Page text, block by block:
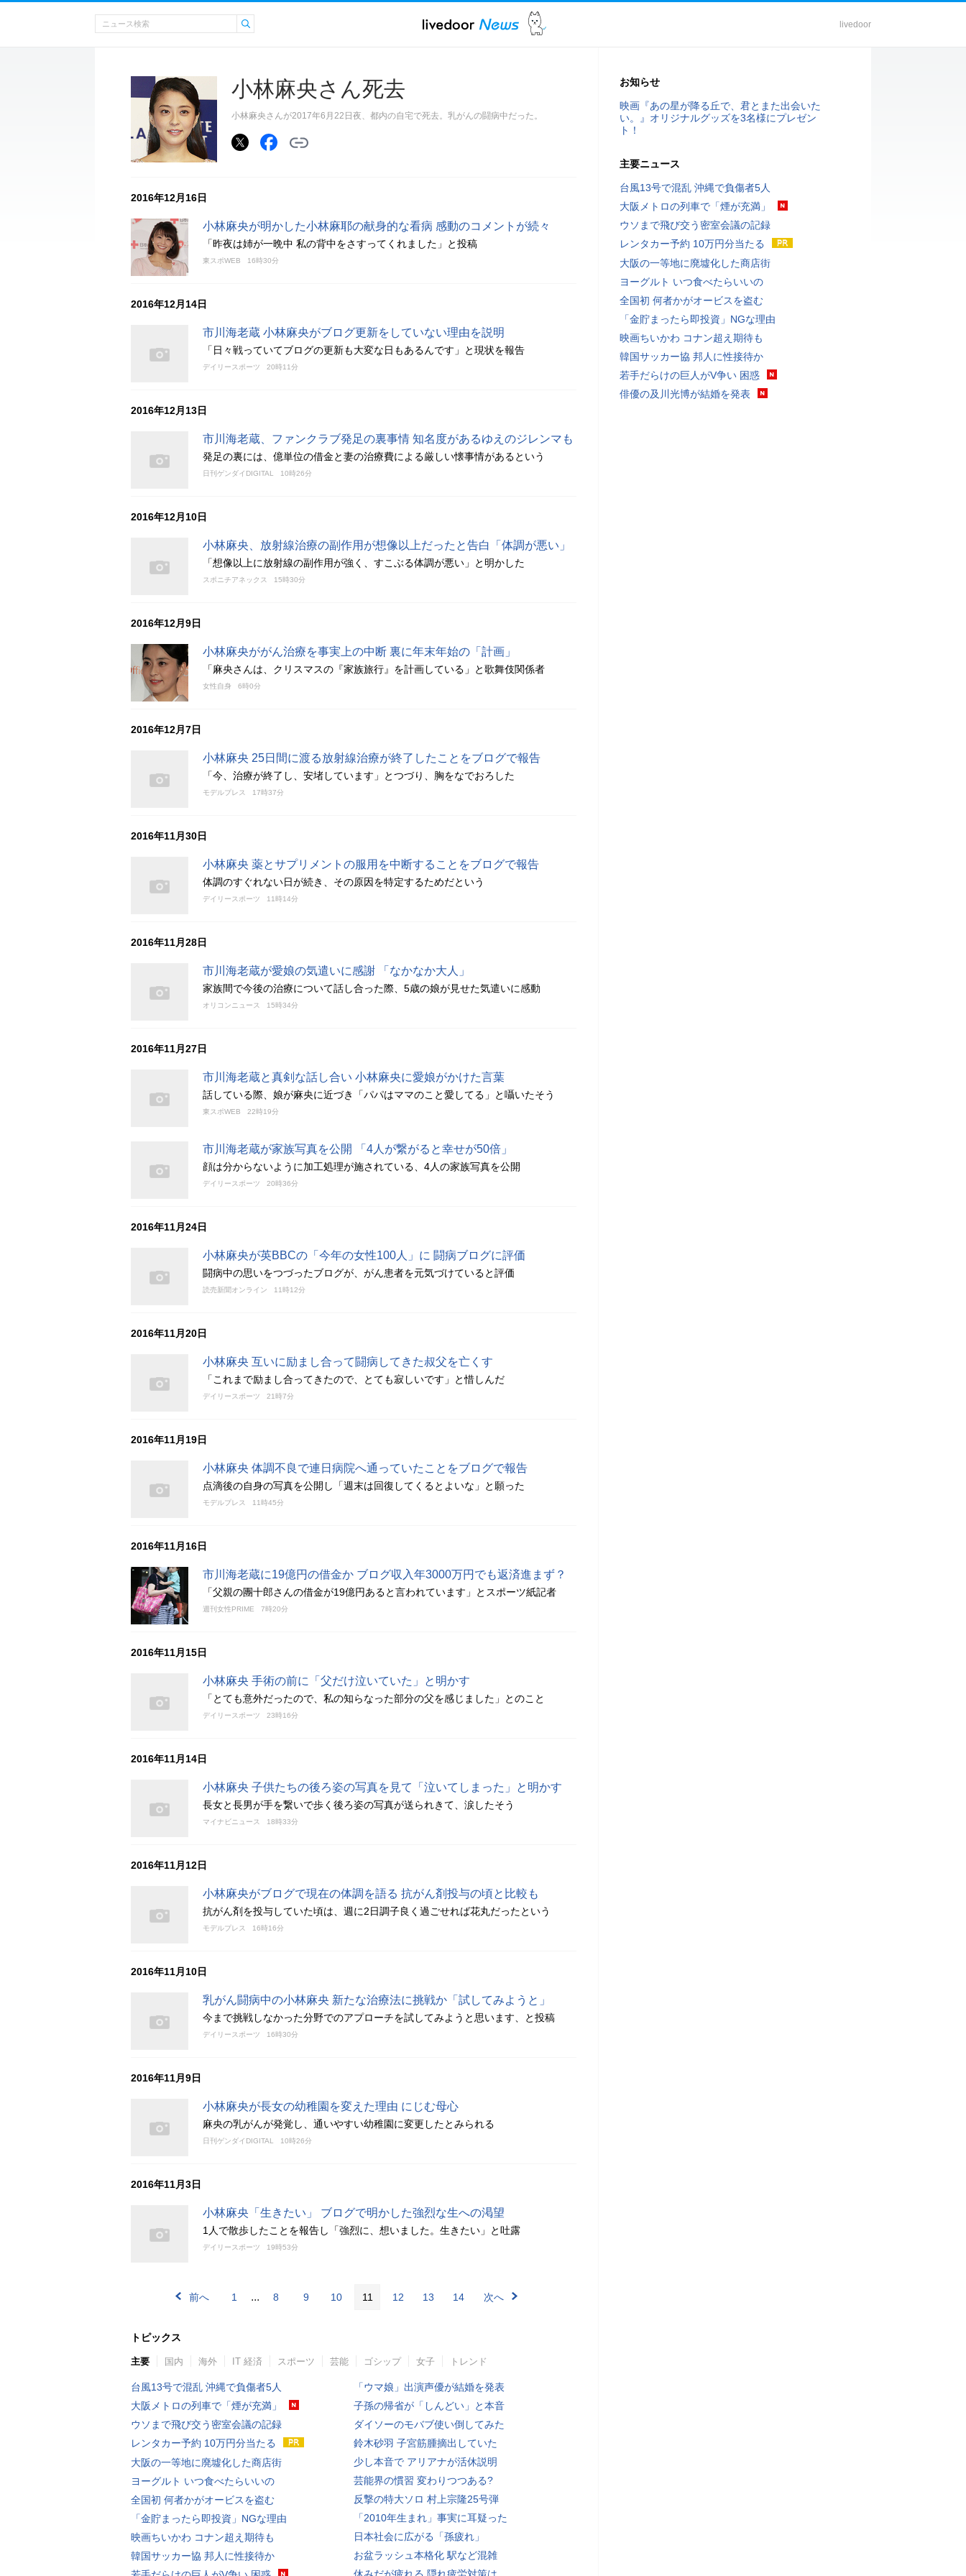
livedoor
小林麻央さん死去
小林麻央さんが2017年6月22日夜、都内の自宅で死去。乳がんの闘病中だった。
2016年12月16日
小林麻央が明かした小林麻耶の献身的な看病 感動のコメントが続々
「昨夜は姉が一晩中 私の背中をさすってくれました」と投稿
東スポWEB 16時30分
2016年12月14日
市川海老蔵 小林麻央がブログ更新をしていない理由を説明
「日々戦っていてブログの更新も大変な日もあるんです」と現状を報告
デイリースポーツ 20時11分
2016年12月13日
市川海老蔵、ファンクラブ発足の裏事情 知名度があるゆえのジレンマも
発足の裏には、億単位の借金と妻の治療費による厳しい懐事情があるという
日刊ゲンダイDIGITAL 10時26分
2016年12月10日
小林麻央、放射線治療の副作用が想像以上だったと告白「体調が悪い」
「想像以上に放射線の副作用が強く、すこぶる体調が悪い」と明かした
スポニチアネックス 15時30分
2016年12月9日
小林麻央ががん治療を事実上の中断 裏に年末年始の「計画」
「麻央さんは、クリスマスの『家族旅行』を計画している」と歌舞伎関係者
女性自身 6時0分
2016年12月7日
小林麻央 25日間に渡る放射線治療が終了したことをブログで報告
「今、治療が終了し、安堵しています」とつづり、胸をなでおろした
モデルプレス 17時37分
2016年11月30日
小林麻央 薬とサプリメントの服用を中断することをブログで報告
体調のすぐれない日が続き、その原因を特定するためだという
デイリースポーツ 11時14分
2016年11月28日
市川海老蔵が愛娘の気遣いに感謝 「なかなか大人」
家族間で今後の治療について話し合った際、5歳の娘が見せた気遣いに感動
オリコンニュース 15時34分
2016年11月27日
市川海老蔵と真剣な話し合い 小林麻央に愛娘がかけた言葉
話している際、娘が麻央に近づき「パパはママのこと愛してる」と囁いたそう
東スポWEB 22時19分
市川海老蔵が家族写真を公開 「4人が繋がると幸せが50倍」
顔は分からないように加工処理が施されている、4人の家族写真を公開
デイリースポーツ 20時36分
2016年11月24日
小林麻央が英BBCの「今年の女性100人」に 闘病ブログに評価
闘病中の思いをつづったブログが、がん患者を元気づけていると評価
読売新聞オンライン 11時12分
2016年11月20日
小林麻央 互いに励まし合って闘病してきた叔父を亡くす
「これまで励まし合ってきたので、とても寂しいです」と惜しんだ
デイリースポーツ 21時7分
2016年11月19日
小林麻央 体調不良で連日病院へ通っていたことをブログで報告
点滴後の自身の写真を公開し「週末は回復してくるとよいな」と願った
モデルプレス 11時45分
2016年11月16日
市川海老蔵に19億円の借金か ブログ収入年3000万円でも返済進まず？
「父親の團十郎さんの借金が19億円あると言われています」とスポーツ紙記者
週刊女性PRIME 7時20分
2016年11月15日
小林麻央 手術の前に「父だけ泣いていた」と明かす
「とても意外だったので、私の知らなった部分の父を感じました」とのこと
デイリースポーツ 23時16分
2016年11月14日
小林麻央 子供たちの後ろ姿の写真を見て「泣いてしまった」と明かす
長女と長男が手を繋いで歩く後ろ姿の写真が送られきて、涙したそう
マイナビニュース 18時33分
2016年11月12日
小林麻央がブログで現在の体調を語る 抗がん剤投与の頃と比較も
抗がん剤を投与していた頃は、週に2日調子良く過ごせれば花丸だったという
モデルプレス 16時16分
2016年11月10日
乳がん闘病中の小林麻央 新たな治療法に挑戦か「試してみようと」
今まで挑戦しなかった分野でのアプローチを試してみようと思います、と投稿
デイリースポーツ 16時30分
2016年11月9日
小林麻央が長女の幼稚園を変えた理由 にじむ母心
麻央の乳がんが発覚し、通いやすい幼稚園に変更したとみられる
日刊ゲンダイDIGITAL 10時26分
2016年11月3日
小林麻央「生きたい」 ブログで明かした強烈な生への渇望
1人で散歩したことを報告し「強烈に、想いました。生きたい」と吐露
デイリースポーツ 19時53分
前へ 1 ... 8 9 10 11 12 13 14 次へ
トピックス
主要 国内 海外 IT 経済 スポーツ 芸能 ゴシップ 女子 トレンド
台風13号で混乱 沖縄で負傷者5人
大阪メトロの列車で「煙が充満」
ウソまで飛び交う密室会議の記録
レンタカー予約 10万円分当たる
大阪の一等地に廃墟化した商店街
ヨーグルト いつ食べたらいいの
全国初 何者かがオービスを盗む
「金貯まったら即投資」NGな理由
映画ちいかわ コナン超え期待も
韓国サッカー協 邦人に性接待か
「ウマ娘」出演声優が結婚を発表
子孫の帰省が「しんどい」と本音
ダイソーのモバブ使い倒してみた
鈴木砂羽 子宮筋腫摘出していた
少し本音で アリアナが活休説明
芸能界の慣習 変わりつつある?
反撃の特大ソロ 村上宗隆25号弾
「2010年生まれ」事実に耳疑った
日本社会に広がる「孫疲れ」
お盆ラッシュ本格化 駅など混雑
お知らせ
映画『あの星が降る丘で、君とまた出会いた
い。』オリジナルグッズを3名様にプレゼン
ト！
主要ニュース
台風13号で混乱 沖縄で負傷者5人
大阪メトロの列車で「煙が充満」
ウソまで飛び交う密室会議の記録
レンタカー予約 10万円分当たる
大阪の一等地に廃墟化した商店街
ヨーグルト いつ食べたらいいの
全国初 何者かがオービスを盗む
「金貯まったら即投資」NGな理由
映画ちいかわ コナン超え期待も
韓国サッカー協 邦人に性接待か
若手だらけの巨人がV争い 困惑
俳優の及川光博が結婚を発表